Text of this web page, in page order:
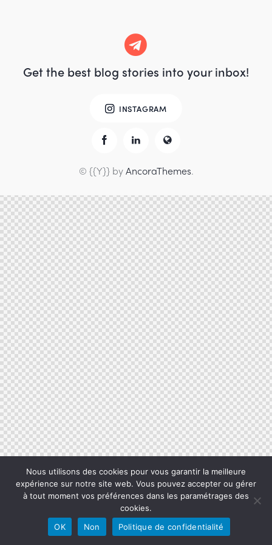
Get the best blog stories into your inbox!
INSTAGRAM
© {{Y}} byAncoraThemes.
Nous utilisons des cookies pour vous garantir la meilleure
expérience sur notre site web. Vous pouvez accepter ou gérer
à tout moment vos préférences dans les paramétrages des
cookies.
OK
Non Politique de confidentialité